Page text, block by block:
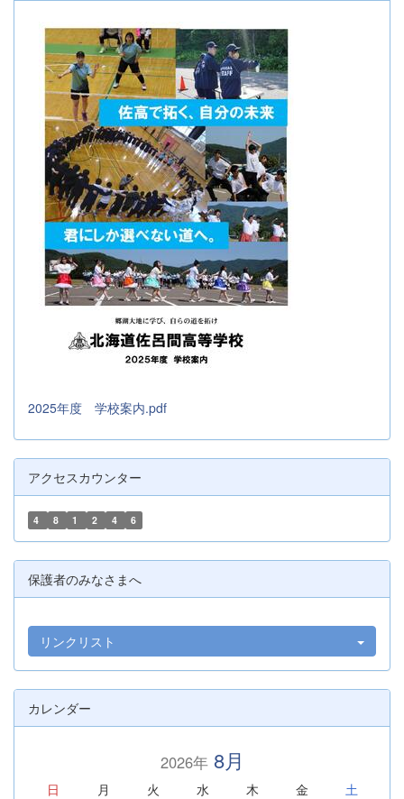
2025年度 学校案内.pdf
アクセスカウンター
4 8 1 2 4 6
保護者のみなさまへ
リンクリスト
カレンダー
2026年8月
日 月 火 水 木 金 土